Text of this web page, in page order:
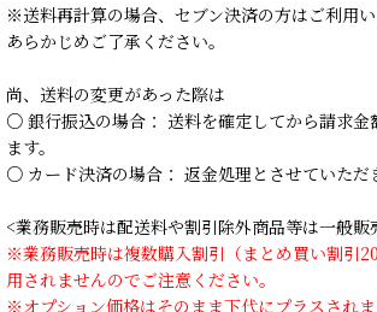
※送料再計算の場合、セブン決済の方はご利用
あらかじめご了承ください。
尚、送料の変更があった際は
○ 銀行振込の場合： 送料を確定してから請求金
ます。
○ カード決済の場合： 返金処理とさせていただ
<業務販売時は配送料や割引除外商品等は一般販
※業務販売時は複数購入割引（まとめ買い割引
用されませんのでご注意ください。
※オプション価格はそのまま下代にプラスされま